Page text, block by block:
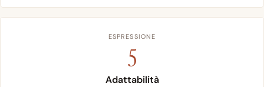
ESPRESSIONE
5
Adattabilità